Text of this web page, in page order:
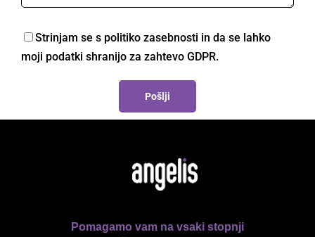
Strinjam se s politiko zasebnosti in da se lahko
moji podatki shranijo za zahtevo GDPR.
Pomagamo vam na vsaki stopnji